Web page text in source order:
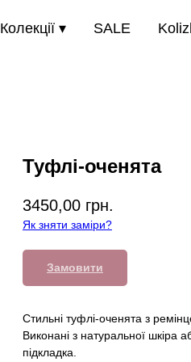
Колекції ▾ SALE
Туфлі-оченята
3450,00 грн.
Як зняти заміри?
Замовити
Стильні туфлі-оченята з
Виконані з натуральної шкіра
підкладка.